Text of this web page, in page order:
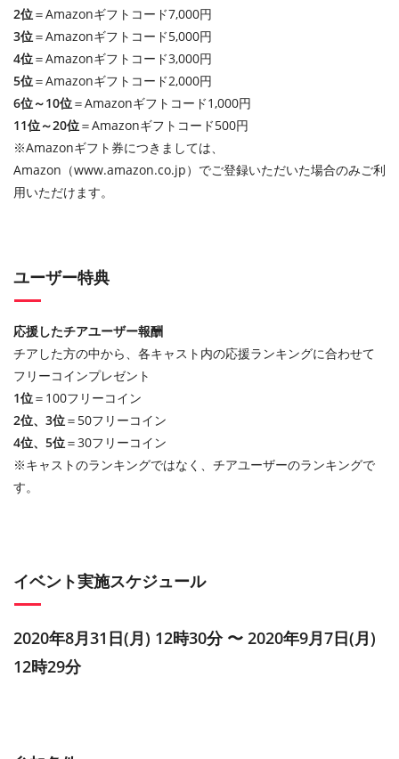
2位＝Amazonギフトコード7,000円
3位＝Amazonギフトコード5,000円
4位＝Amazonギフトコード3,000円
5位＝Amazonギフトコード2,000円
6位～10位＝Amazonギフトコード1,000円
11位～20位＝Amazonギフトコード500円
※Amazonギフト券につきましては、
Amazon（www.amazon.co.jp）でご登録いただいた場合のみご利
用いただけます。
ユーザー特典
応援したチアユーザー報酬
チアした方の中から、各キャスト内の応援ランキングに合わせて
フリーコインプレゼント
1位＝100フリーコイン
2位、3位＝50フリーコイン
4位、5位＝30フリーコイン
※キャストのランキングではなく、チアユーザーのランキングで
す。
イベント実施スケジュール
2020年8月31日(月) 12時30分 〜 2020年9月7日(月)
12時29分